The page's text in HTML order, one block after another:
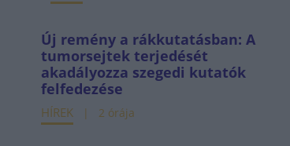
Új remény a rákkutatásban: A
tumorsejtek terjedését
akadályozza szegedi kutatók
felfedezése
HÍREK 2 órája